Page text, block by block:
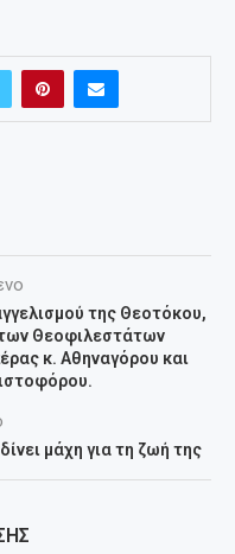
της Θεοτόκου,
των Θεοφιλεστάτων
κ. Αθηναγόρου και
μάχη για τη ζωή της